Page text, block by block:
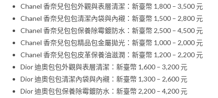
Chanel 香奈兒包包外觀與表層清潔：新臺幣 1,800 – 3,500 元
Chanel 香奈兒包包清潔內袋與內襯：新臺幣 1,500 – 2,800 元
Chanel 香奈兒包包保養除霉鍍防水：新臺幣 2,500 – 4,500 元
Chanel 香奈兒包包精品包金屬拋光：新臺幣 1,000 – 2,000 元
Chanel 香奈兒包包皮革保養油滋潤：新臺幣 1,200 – 2,200 元
Dior 迪奧包包外觀與表層清潔：新臺幣 1,600 – 3,200 元
Dior 迪奧包包清潔內袋與內襯：新臺幣 1,300 – 2,600 元
Dior 迪奧包包保養除霉鍍防水：新臺幣 2,200 – 4,200 元